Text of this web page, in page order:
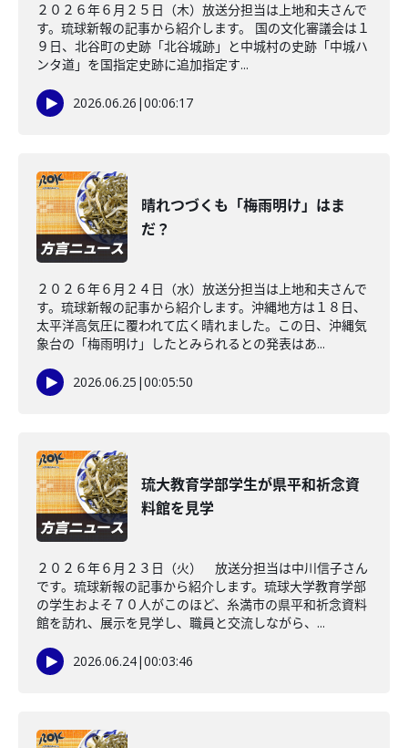
２０２６年６月２５日（木）放送分担当は上地和夫さんで
す。琉球新報の記事から紹介します。 国の文化審議会は１
９日、北谷町の史跡「北谷城跡」と中城村の史跡「中城ハ
ンタ道」を国指定史跡に追加指定す...
2026.06.26 |00:06:17
晴れつづくも「梅雨明け」はま
だ？
２０２６年６月２４日（水）放送分担当は上地和夫さんで
す。琉球新報の記事から紹介します。沖縄地方は１８日、
太平洋高気圧に覆われて広く晴れました。この日、沖縄気
象台の「梅雨明け」したとみられるとの発表はあ...
2026.06.25 |00:05:50
琉大教育学部学生が県平和祈念資
料館を見学
２０２６年６月２３日（火） 放送分担当は中川信子さん
です。琉球新報の記事から紹介します。琉球大学教育学部
の学生およそ７０人がこのほど、糸満市の県平和祈念資料
館を訪れ、展示を見学し、職員と交流しながら、...
2026.06.24|00:03:46